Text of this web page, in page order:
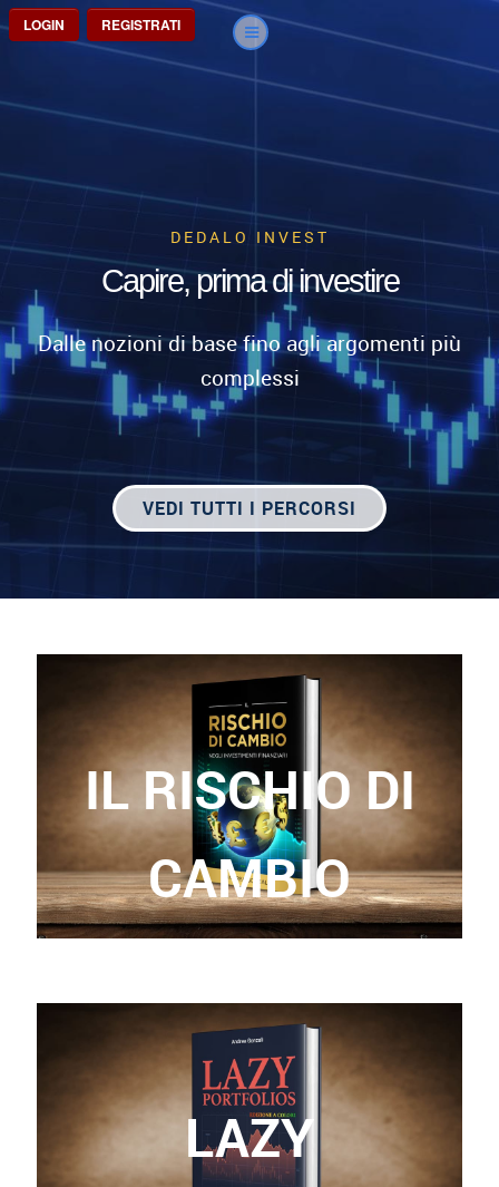
LOGIN REGISTRATI
DEDALO INVEST
Capire, prima di investire
Dalle nozioni di base fino agli argomenti più
complessi
VEDI TUTTI I PERCORSI
IL RISCHIO DI
CAMBIO
Grazie a questo libro, potrete finalmente trovare
le risposte a queste domande.
LAZY